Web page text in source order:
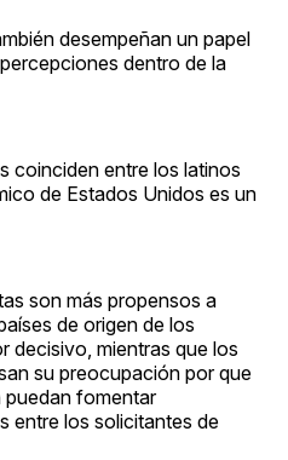
desempeñan un papel
dentro de la
coinciden entre los latinos
de Estados Unidos es un
son más propensos a
de origen de los
decisivo, mientras que los
su preocupación por que
puedan fomentar
entre los solicitantes de